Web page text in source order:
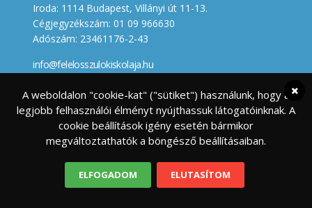
Iroda: 1114 Budapest, Villányi út 11-13.
Cégjegyzékszám: 01 09 966630
Adószám: 23461176-2-43
info@felelosszulokiskolaja.hu
A weboldalon "cookie-kat" ("sütiket") használunk, hogy a
legjobb felhasználói élményt nyújthassuk látogatóinknak. A
cookie beállítások igény esetén bármikor
megváltoztathatók a böngésző beállításaiban.
ELFOGADOM ELUTASÍTOM